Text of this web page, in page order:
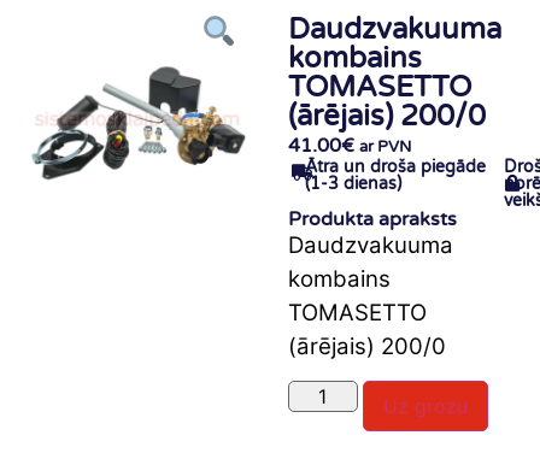
Daudzvakuuma
kombains
TOMASETTO
(ārējais) 200/0
41.00€ ar PVN
Ātra un droša piegāde
(1-3 dienas)
Produkta apraksts
Daudzvakuuma
kombains
TOMASETTO
(ārējais) 200/0
Uz grozu